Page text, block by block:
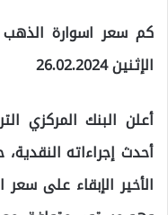
الإثنين 26.02.2024
أعلن البنك المركزي
أحدث إجراءاته